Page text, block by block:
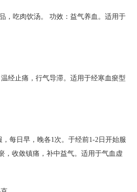
，吃肉饮汤。 功效：益气养血。适用于
经止痛，行气导滞。适用于经寒血瘀型
每日早，晚各1次。于经前1-2日开始服
，收敛镇痛，补中益气。适用于气血虚